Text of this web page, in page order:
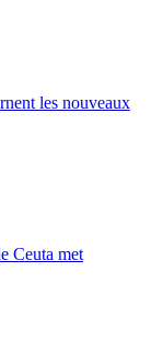
les nouveaux
Ceuta met